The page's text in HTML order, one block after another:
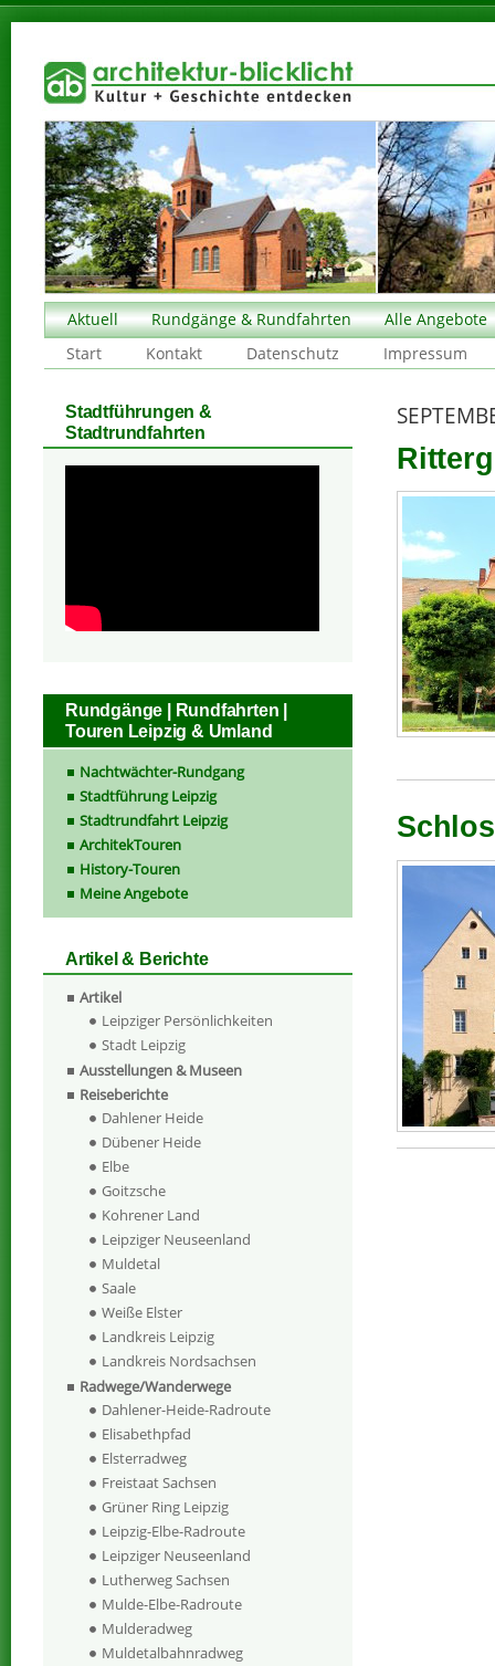
Aktuell Rundgänge & Rundfahrten
Alle Angebote
Start
Kontakt Datenschutz Impressum
Stadtführungen &
Stadtrundfahrten
Rundgänge | Rundfahrten |
Touren Leipzig & Umland
Nachtwächter-Rundgang
Stadtführung Leipzig
Stadtrundfahrt Leipzig
ArchitekTouren
History-Touren
Meine Angebote
Artikel & Berichte
Artikel
Leipziger Persönlichkeiten
Stadt Leipzig
Ausstellungen & Museen
Reiseberichte
Dahlener Heide
Dübener Heide
Elbe
Goitzsche
Kohrener Land
Leipziger Neuseenland
Muldetal
Saale
Weiße Elster
Landkreis Leipzig
Landkreis Nordsachsen
Radwege/Wanderwege
Dahlener-Heide-Radroute
Elisabethpfad
Elsterradweg
Freistaat Sachsen
Grüner Ring Leipzig
Leipzig-Elbe-Radroute
Leipziger Neuseenland
Lutherweg Sachsen
Mulde-Elbe-Radroute
Mulderadweg
Muldetalbahnradweg